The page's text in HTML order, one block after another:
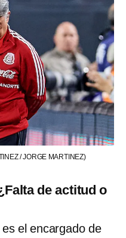
/ JORGE MARTINEZ)
de actitud o
el encargado de